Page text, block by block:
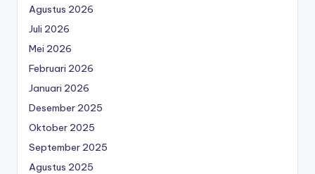
Agustus 2026
Juli 2026
Mei 2026
Februari 2026
Januari 2026
Desember 2025
Oktober 2025
September 2025
Agustus 2025